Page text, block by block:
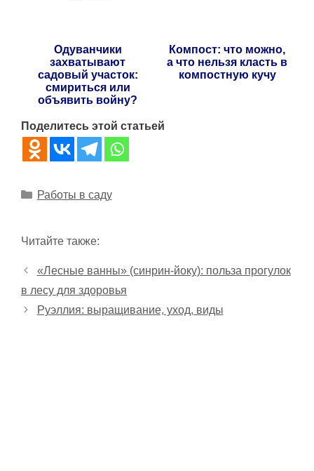
Одуванчики
захватывают
садовый участок:
смириться или
объявить войну?
Компост: что можно,
а что нельзя класть в
компостную кучу
Поделитесь этой статьей
Рубрики
Работы в саду
Читайте также:
«Лесные ванны» (синрин-йоку): польза прогулок
в лесу для здоровья
Руэллия: выращивание, уход, виды